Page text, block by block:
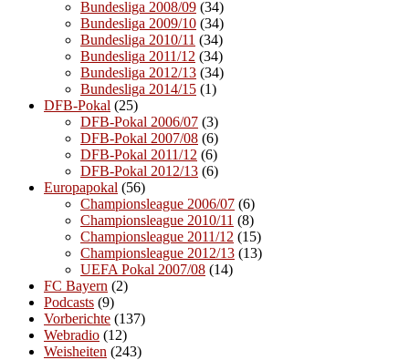
Bundesliga 2008/09 (34)
Bundesliga 2009/10 (34)
Bundesliga 2010/11 (34)
Bundesliga 2011/12 (34)
Bundesliga 2012/13 (34)
Bundesliga 2014/15 (1)
DFB-Pokal (25)
DFB-Pokal 2006/07 (3)
DFB-Pokal 2007/08 (6)
DFB-Pokal 2011/12 (6)
DFB-Pokal 2012/13 (6)
Europapokal (56)
Championsleague 2006/07 (6)
Championsleague 2010/11 (8)
Championsleague 2011/12 (15)
Championsleague 2012/13 (13)
UEFA Pokal 2007/08 (14)
FC Bayern (2)
Podcasts (9)
Vorberichte (137)
Webradio (12)
Weisheiten (243)